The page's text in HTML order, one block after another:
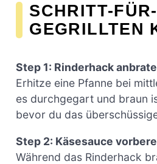
SCHRITT-
GEGRILLTEN
Step 1: Rinderhack
Erhitze eine Pfanne bei
es durchgegart und braun
bevor du das
Step 2: Käsesauce
Während das Rinderhack